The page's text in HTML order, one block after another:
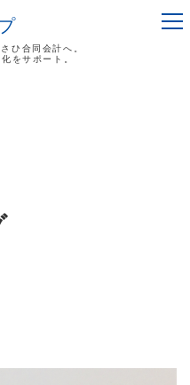
ひ合同会計へ。
をサポート。